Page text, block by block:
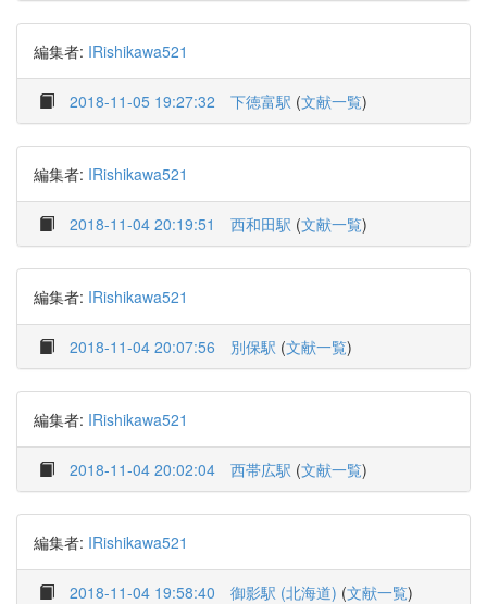
編集者: IRishikawa521
2018-11-05 19:27:32 下徳富駅 (文献一覧)
編集者: IRishikawa521
2018-11-04 20:19:51 西和田駅 (文献一覧)
編集者: IRishikawa521
2018-11-04 20:07:56 別保駅 (文献一覧)
編集者: IRishikawa521
2018-11-04 20:02:04 西帯広駅 (文献一覧)
編集者: IRishikawa521
2018-11-04 19:58:40 御影駅 (北海道) (文献一覧)